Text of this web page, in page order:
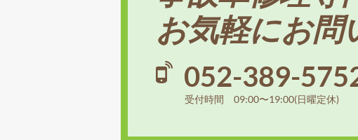
お気軽にお問
052-389-
受付時間 09:00〜19:00(日曜定休)